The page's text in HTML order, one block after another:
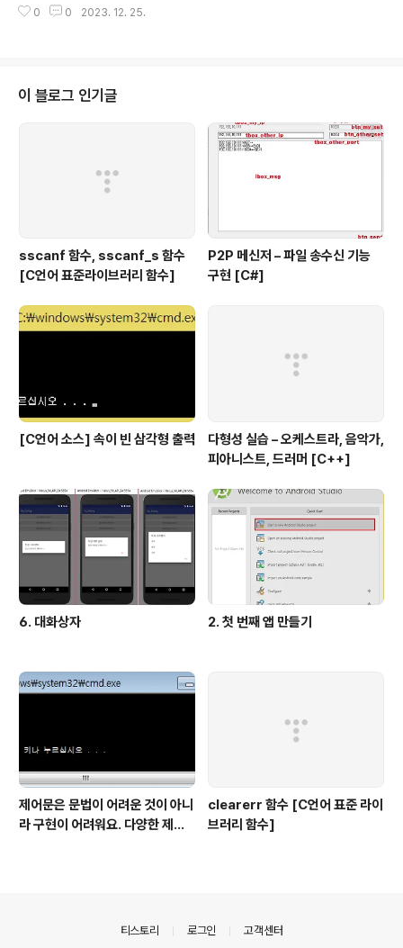
ndowsProc에 의해 디폴트 처리를 하는 것이 대부분이겠
m.cpp #include #include "Document.h" #define
RY(y)(BOARD_SY+(y)*MY_HEIGHT) #define NEX
T_SX270 #define MY_NRX(x)(NEXT_SX+(x)*MY_
WIDTH) #define MY_NRY(y)(MY_RY(y)) #define
0 0 2023. 12. 25.
이 블로그 인기글
sscanf 함수, sscanf_s 함수
[C언어 표준라이브러리 함수]
P2P 메신저 – 파일 송수신 기능
구현 [C#]
[C언어 소스] 속이 빈 삼각형 출력
다형성 실습 – 오케스트라, 음악가,
피아니스트, 드러머 [C++]
6. 대화상자 2. 첫 번째 앱 만들기
제어문은 문법이 어려운 것이 아니
라 구현이 어려워요. 다양한 제어
clearerr 함수 [C언어 표준 라이
브러리 함수]
티스토리 로그인 고객센터